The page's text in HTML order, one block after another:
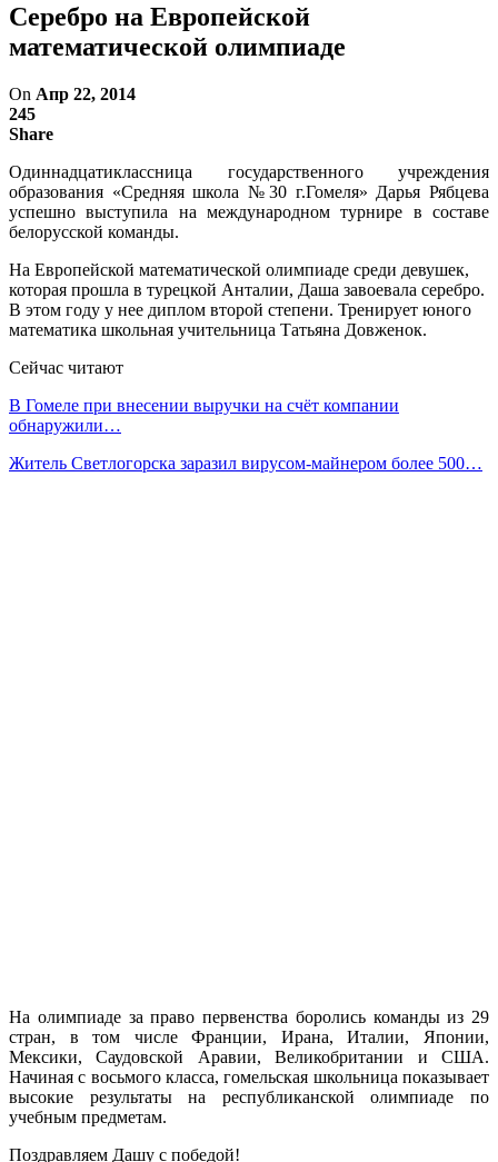
Серебро на Европейской
математической олимпиаде
On Апр 22, 2014
245
Share
Одиннадцатиклассница государственного учреждения
образования «Средняя школа №30 г.Гомеля» Дарья Рябцева
успешно выступила на международном турнире в составе
белорусской команды.
На Европейской математической олимпиаде среди девушек,
которая прошла в турецкой Анталии, Даша завоевала серебро.
В этом году у нее диплом второй степени. Тренирует юного
математика школьная учительница Татьяна Довженок.
Сейчас читают
В Гомеле при внесении выручки на счёт компании
обнаружили…
Житель Светлогорска заразил вирусом-майнером более 500…
На олимпиаде за право первенства боролись команды из 29
стран, в том числе Франции, Ирана, Италии, Японии,
Мексики, Саудовской Аравии, Великобритании и США.
Начиная с восьмого класса, гомельская школьница показывает
высокие результаты на республиканской олимпиаде по
учебным предметам.
Поздравляем Дашу с победой!